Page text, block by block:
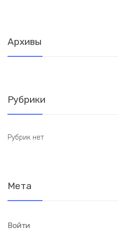
Архивы
Рубрики
Рубрик нет
Мета
Войти